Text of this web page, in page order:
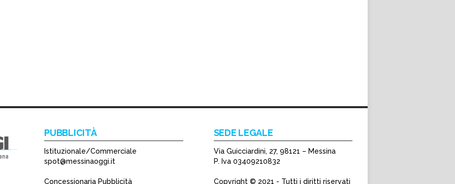
PUBBLICITÀ
Istituzionale/Commerciale
spot@messinaoggi.it
Concessionaria Pubblicità
SEDE LEGALE
Via Guicciardini, 27, 98121 – Messina
P. Iva 03409210832
Copyright © 2021 - Tutti i diritti riservati